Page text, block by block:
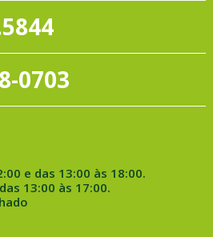
0703
e das 13:00 às 18:00.
13:00 às 17:00.